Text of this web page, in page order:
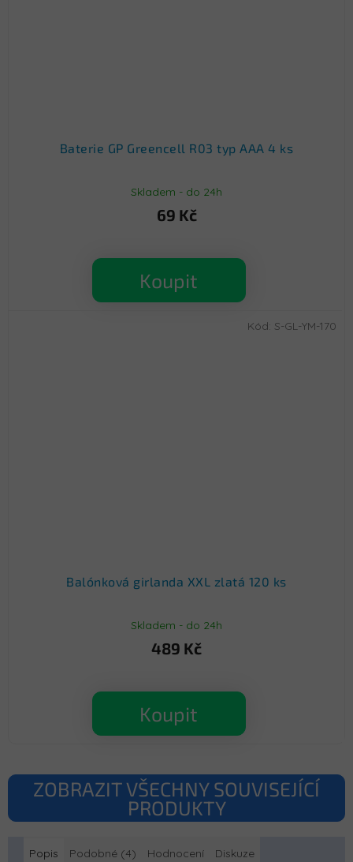
Baterie GP Greencell R03 typ AAA 4 ks
Skladem - do 24h
69 Kč
Koupit
Balónková girlanda XXL zlatá 120 ks
Skladem - do 24h
489 Kč
Koupit
Kód: S-GL-YM-170
ZOBRAZIT VŠECHNY SOUVISEJÍCÍ
PRODUKTY
Popis Podobné (4) Hodnocení Diskuze